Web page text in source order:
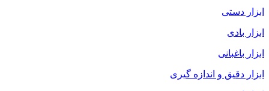
ابزار دستی
ابزار بادی
ابزار باغبانی
ابزار دقیق و اندازه گیری